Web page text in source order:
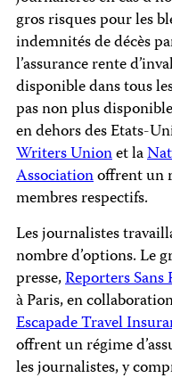
gros risques pour les
indemnités de décès
l’assurance rente
disponible dans tous
pas non plus
en dehors des Etats-
Writers Unionet la
Associationoffrent un
membres respectifs.
Les journalistes
nombre d’options. Le
presse,Reporters
à Paris, en
Escapade Travel
offrent un régime
les journalistes, y